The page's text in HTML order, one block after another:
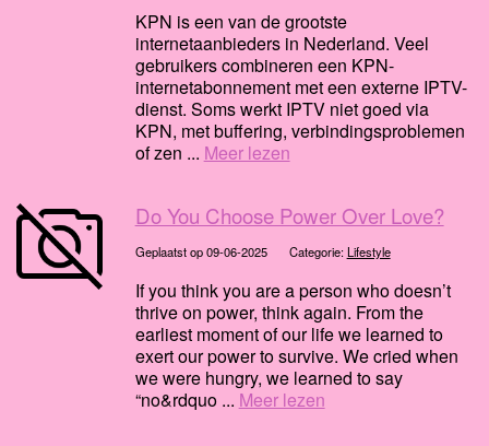
KPN is een van de grootste
internetaanbieders in Nederland. Veel
gebruikers combineren een KPN-
internetabonnement met een externe IPTV-
dienst. Soms werkt IPTV niet goed via
KPN, met buffering, verbindingsproblemen
of zen ... Meer lezen
Do You Choose Power Over Love?
Geplaatst op 09-06-2025 Categorie:Lifestyle
If you think you are a person who doesn’t
thrive on power, think again. From the
earliest moment of our life we learned to
exert our power to survive. We cried when
we were hungry, we learned to say
“no&rdquo ... Meer lezen